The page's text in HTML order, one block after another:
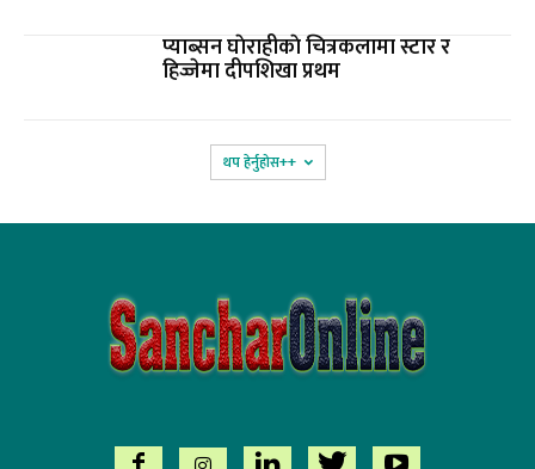
प्याब्सन घाेराहीकाे चित्रकलामा स्टार र
हिज्जेमा दीपशिखा प्रथम
थप हेर्नुहोस‌++